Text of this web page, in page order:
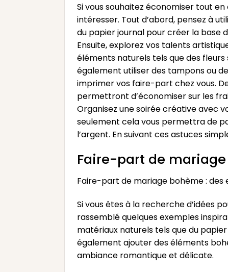
Si vous souhaitez économiser tout
intéresser. Tout d’abord, pensez à
du papier journal pour créer la base
Ensuite, explorez vos talents
éléments naturels tels que des
également utiliser des tampons ou
imprimer vos faire-part chez vous.
permettront d’économiser sur les
Organisez une soirée créative avec
seulement cela vous permettra de
l’argent. En suivant ces astuces
Faire-part de
Faire-part de mariage bohème :
Si vous êtes à la recherche d’idées
rassemblé quelques exemples
matériaux naturels tels que du
également ajouter des éléments
ambiance romantique et délicate.